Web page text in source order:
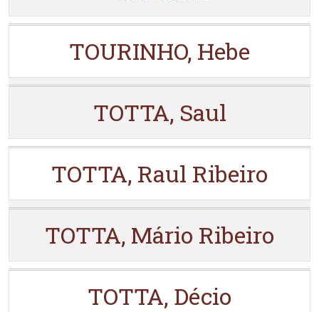
TOURINHO, Hebe
TOTTA, Saul
TOTTA, Raul Ribeiro
TOTTA, Mário Ribeiro
TOTTA, Décio